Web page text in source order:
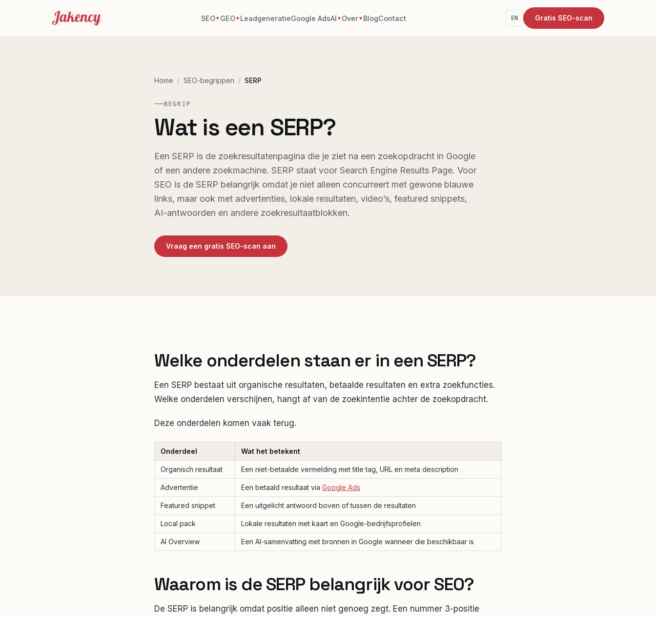
SEO▼ GEO▼ LeadgeneratieGoogle AdsAI ▼ Over▼ BlogContact EN Gratis SEO-scan
Home / SEO-begrippen / SERP
BEGRIP
Wat is een SERP?
Een SERP is de zoekresultatenpagina die je ziet na een zoekopdracht in Google
of een andere zoekmachine. SERP staat voor Search Engine Results Page. Voor
SEO is de SERP belangrijk omdat je niet alleen concurreert met gewone blauwe
links, maar ook met advertenties, lokale resultaten, video’s, featured snippets,
AI-antwoorden en andere zoekresultaatblokken.
Vraag een gratis SEO-scan aan
Welke onderdelen staan er in een SERP?
Een SERP bestaat uit organische resultaten, betaalde resultaten en extra zoekfuncties.
Welke onderdelen verschijnen, hangt af van de zoekintentie achter de zoekopdracht.
Deze onderdelen komen vaak terug.
Onderdeel Wat het betekent
Organisch resultaat Een niet-betaalde vermelding met title tag, URL en meta description
Advertentie Een betaald resultaat via Google Ads
Featured snippet Een uitgelicht antwoord boven of tussen de resultaten
Local pack Lokale resultaten met kaart en Google-bedrijfsprofielen
AI Overview Een AI-samenvatting met bronnen in Google wanneer die beschikbaar is
Waarom is de SERP belangrijk voor SEO?
De SERP is belangrijk omdat positie alleen niet genoeg zegt. Een nummer 3-positie